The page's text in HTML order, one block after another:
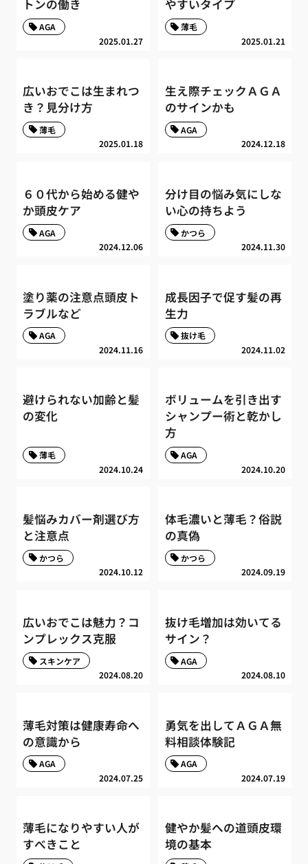
トンの働き
2025.01.27
AGA
やすいタイプ
2025.01.21
薄毛
広いおでこは生まれつ
き？見分け方
2025.01.18
薄毛
生え際チェックＡＧＡ
のサインかも
2024.12.18
AGA
６０代から始める健や
か頭皮ケア
2024.12.06
AGA
分け目の悩み気にしな
い心の持ちよう
2024.11.30
かつら
塗り薬の注意点頭皮ト
ラブルなど
2024.11.16
AGA
成長因子で促す髪の再
生力
2024.11.02
抜け毛
避けられない加齢と髪
の変化
2024.10.24
薄毛
ボリュームを引き出す
シャンプー術と乾かし
方
2024.10.20
AGA
髪悩みカバー剤選び方
と注意点
2024.10.12
かつら
体毛濃いと薄毛？俗説
の真偽
2024.09.19
かつら
広いおでこは魅力？コ
ンプレックス克服
2024.08.20
スキンケア
抜け毛増加は効いてる
サイン？
2024.08.10
AGA
薄毛対策は健康寿命へ
の意識から
2024.07.25
AGA
勇気を出してＡＧＡ無
料相談体験記
2024.07.19
AGA
薄毛になりやすい人が
すべきこと
健やか髪への道頭皮環
境の基本